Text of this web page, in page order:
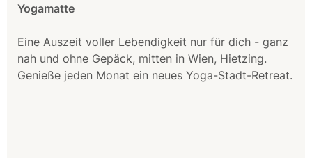
Yogamatte
Eine Auszeit voller Lebendigkeit nur für dich - ganz
nah und ohne Gepäck, mitten in Wien, Hietzing.
Genieße jeden Monat ein neues Yoga-Stadt-Retreat.